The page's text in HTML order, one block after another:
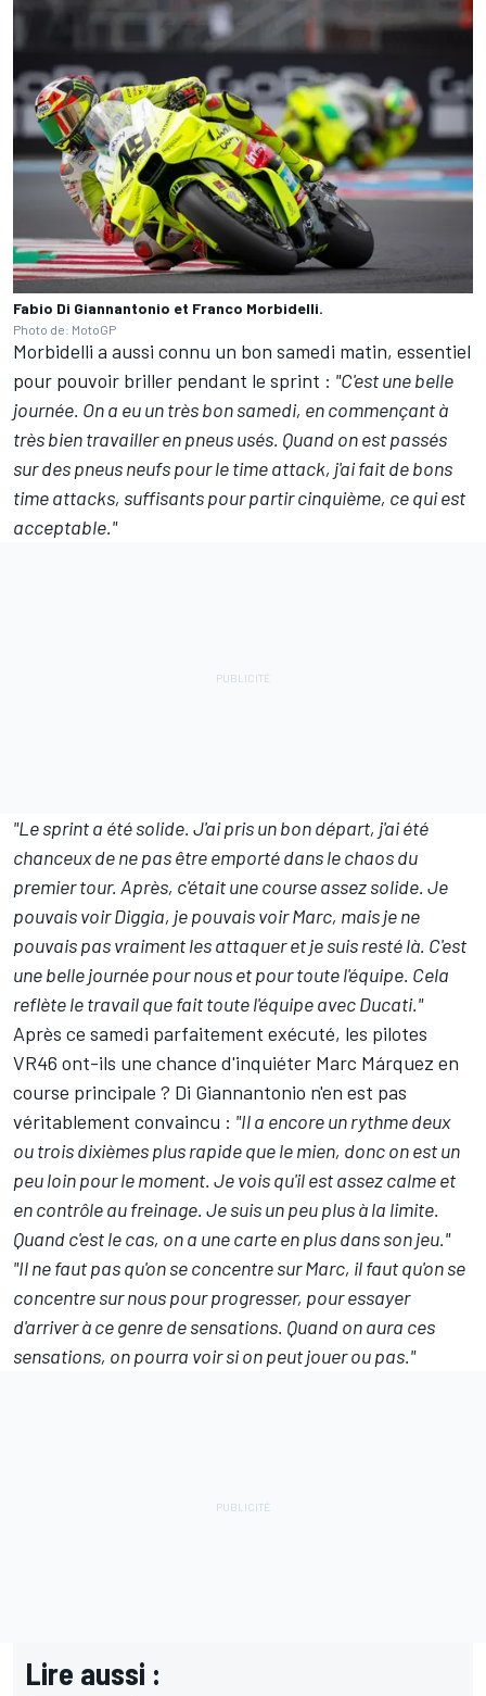
Fabio Di Giannantonio et Franco Morbidelli.
Photo de: MotoGP
Morbidelli a aussi connu un bon samedi matin, essentiel
pour pouvoir briller pendant le sprint : "C'est une belle
journée. On a eu un très bon samedi, en commençant à
très bien travailler en pneus usés. Quand on est passés
sur des pneus neufs pour le time attack, j'ai fait de bons
time attacks, suffisants pour partir cinquième, ce qui est
acceptable."
"Le sprint a été solide. J'ai pris un bon départ, j'ai été
chanceux de ne pas être emporté dans le chaos du
premier tour. Après, c'était une course assez solide. Je
pouvais voir Diggia, je pouvais voir Marc, mais je ne
pouvais pas vraiment les attaquer et je suis resté là. C'est
une belle journée pour nous et pour toute l'équipe. Cela
reflète le travail que fait toute l'équipe avec Ducati."
Après ce samedi parfaitement exécuté, les pilotes
VR46 ont-ils une chance d'inquiéter Marc Márquez en
course principale ? Di Giannantonio n'en est pas
véritablement convaincu : "Il a encore un rythme deux
ou trois dixièmes plus rapide que le mien, donc on est un
peu loin pour le moment. Je vois qu'il est assez calme et
en contrôle au freinage. Je suis un peu plus à la limite.
Quand c'est le cas, on a une carte en plus dans son jeu."
"Il ne faut pas qu'on se concentre sur Marc, il faut qu'on se
concentre sur nous pour progresser, pour essayer
d'arriver à ce genre de sensations. Quand on aura ces
sensations, on pourra voir si on peut jouer ou pas."
Lire aussi :